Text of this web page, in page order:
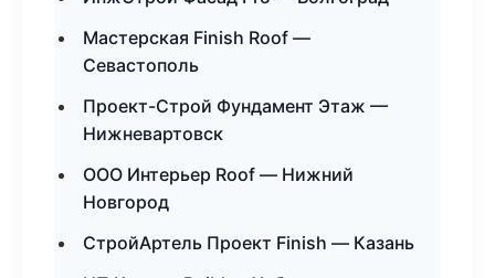
Мастерская Finish Roof —
Севастополь
Проект-Строй Фундамент Этаж —
Нижневартовск
ООО Интерьер Roof — Нижний
Новгород
СтройАртель Проект Finish — Казань